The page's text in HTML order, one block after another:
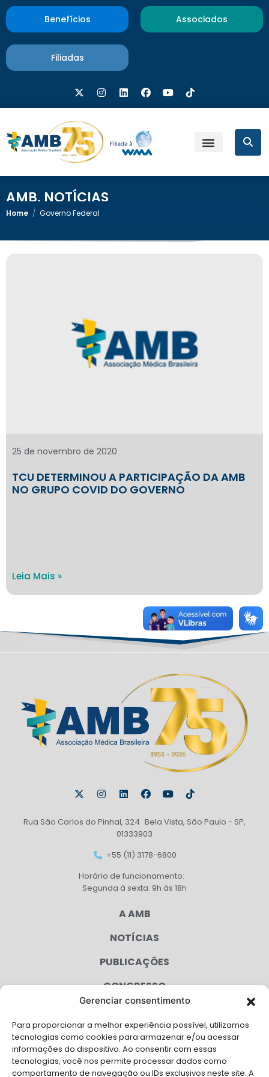
Gerenciar consentimento
Para proporcionar a melhor experiência possível, utilizamos
tecnologias como cookies para armazenar e/ou acessar
informações do dispositivo. Ao consentir com essas
tecnologias, você nos permite processar dados como
comportamento de navegação ou IDs exclusivos neste site. A
Benefícios Associados
Filiadas
AMB, NOTÍCIAS
Home / Governo Federal
TCU DETERMINOU A PARTICIPAÇÃO DA AMB
NO GRUPO COVID DO GOVERNO
25 de novembro de 2020
Leia Mais »
Rua São Carlos do Pinhal, 324 Bela Vista, São Paulo - SP,
01333903
+55 (11) 3178-6800
Horário de funcionamento:
Segunda à sexta: 9h às 18h
A AMB
NOTÍCIAS
PUBLICAÇÕES
CONGRESSO
CAMPANHAS
SERVIÇOS